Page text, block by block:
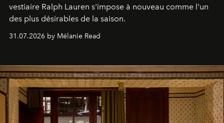
vestiaire Ralph Lauren s'impose à nouveau comme l'un
des plus désirables de la saison.
31.07.2026 by Mélanie Read